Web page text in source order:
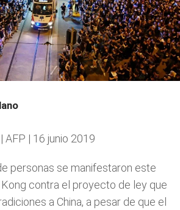
AFP | 16 junio 2019
personas se manifestaron este
contra el proyecto de ley que
a China, a pesar de que el